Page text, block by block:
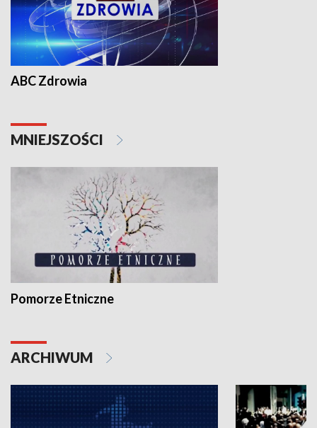
ABC Zdrowia
MNIEJSZOŚCI
Pomorze Etniczne
ARCHIWUM